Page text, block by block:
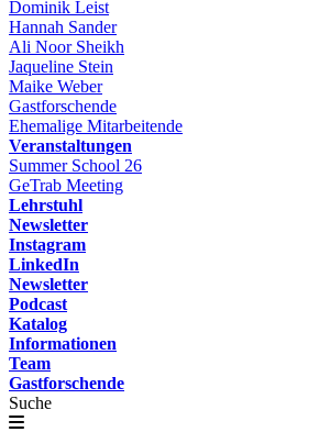
Dominik Leist
Hannah Sander
Ali Noor Sheikh
Jaqueline Stein
Maike Weber
Gastforschende
Ehemalige Mitarbeitende
Veranstaltungen
Summer School 26
GeTrab Meeting
Lehrstuhl
Newsletter
Instagram
LinkedIn
Newsletter
Podcast
Katalog
Informationen
Team
Gastforschende
Suche